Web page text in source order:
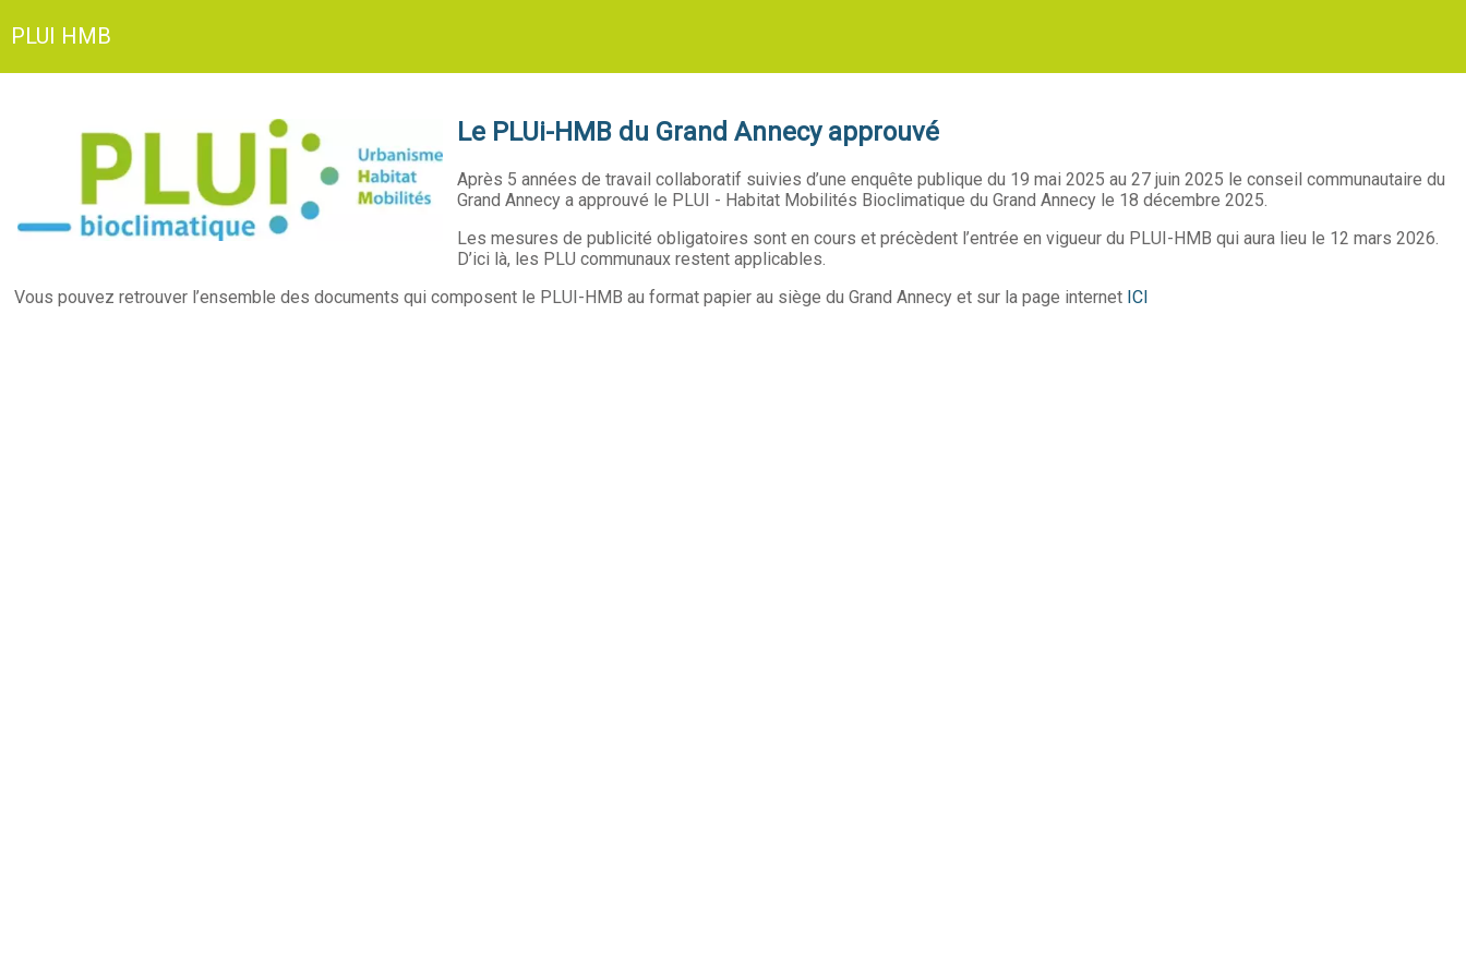
PLUI HMB
Le PLUi-HMB du Grand Annecy approuvé
Après 5 années de travail collaboratif suivies d’une enquête publique du 19 mai 2025 au 27 juin 2025 le conseil communautaire du
Grand Annecy a approuvé le PLUI - Habitat Mobilités Bioclimatique du Grand Annecy le 18 décembre 2025.
Les mesures de publicité obligatoires sont en cours et précèdent l’entrée en vigueur du PLUI-HMB qui aura lieu le 12 mars 2026.
D’ici là, les PLU communaux restent applicables.
Vous pouvez retrouver l’ensemble des documents qui composent le PLUI-HMB au format papier au siège du Grand Annecy et sur la page internet ICI